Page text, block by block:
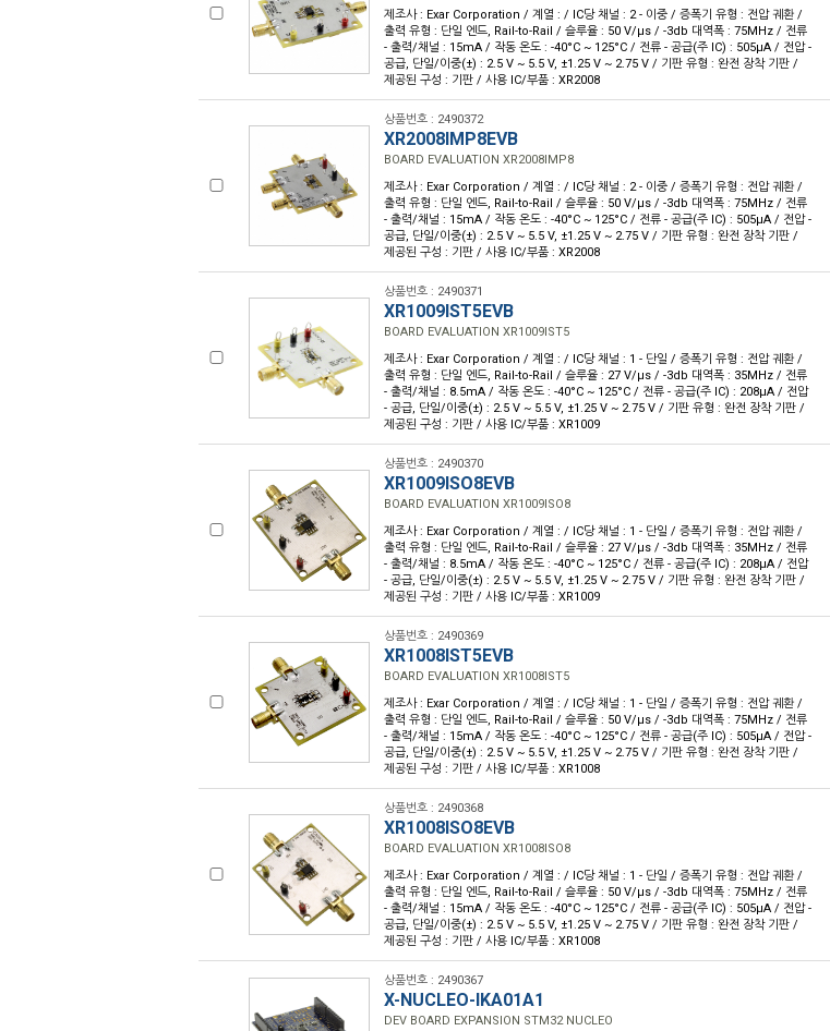
제조사 : Exar Corporation / 계열 : / IC당 채널 : 2 - 이중 / 증폭기 유형 : 전압 궤환 /
출력 유형 : 단일 엔드, Rail-to-Rail / 슬루율 : 50 V/µs / -3db 대역폭 : 75MHz / 전류
- 출력/채널 : 15mA / 작동 온도 : -40°C ~ 125°C / 전류 - 공급(주 IC) : 505µA / 전압 -
공급, 단일/이중(±) : 2.5 V ~ 5.5 V, ±1.25 V ~ 2.75 V / 기판 유형 : 완전 장착 기판 /
제공된 구성 : 기판 / 사용 IC/부품 : XR2008
상품번호 : 2490372
XR2008IMP8EVB
BOARD EVALUATION XR2008IMP8
제조사 : Exar Corporation / 계열 : / IC당 채널 : 2 - 이중 / 증폭기 유형 : 전압 궤환 /
출력 유형 : 단일 엔드, Rail-to-Rail / 슬루율 : 50 V/µs / -3db 대역폭 : 75MHz / 전류
- 출력/채널 : 15mA / 작동 온도 : -40°C ~ 125°C / 전류 - 공급(주 IC) : 505µA / 전압 -
공급, 단일/이중(±) : 2.5 V ~ 5.5 V, ±1.25 V ~ 2.75 V / 기판 유형 : 완전 장착 기판 /
제공된 구성 : 기판 / 사용 IC/부품 : XR2008
상품번호 : 2490371
XR1009IST5EVB
BOARD EVALUATION XR1009IST5
제조사 : Exar Corporation / 계열 : / IC당 채널 : 1 - 단일 / 증폭기 유형 : 전압 궤환 /
출력 유형 : 단일 엔드, Rail-to-Rail / 슬루율 : 27 V/µs / -3db 대역폭 : 35MHz / 전류
- 출력/채널 : 8.5mA / 작동 온도 : -40°C ~ 125°C / 전류 - 공급(주 IC) : 208µA / 전압
- 공급, 단일/이중(±) : 2.5 V ~ 5.5 V, ±1.25 V ~ 2.75 V / 기판 유형 : 완전 장착 기판 /
제공된 구성 : 기판 / 사용 IC/부품 : XR1009
상품번호 : 2490370
XR1009ISO8EVB
BOARD EVALUATION XR1009ISO8
제조사 : Exar Corporation / 계열 : / IC당 채널 : 1 - 단일 / 증폭기 유형 : 전압 궤환 /
출력 유형 : 단일 엔드, Rail-to-Rail / 슬루율 : 27 V/µs / -3db 대역폭 : 35MHz / 전류
- 출력/채널 : 8.5mA / 작동 온도 : -40°C ~ 125°C / 전류 - 공급(주 IC) : 208µA / 전압
- 공급, 단일/이중(±) : 2.5 V ~ 5.5 V, ±1.25 V ~ 2.75 V / 기판 유형 : 완전 장착 기판 /
제공된 구성 : 기판 / 사용 IC/부품 : XR1009
상품번호 : 2490369
XR1008IST5EVB
BOARD EVALUATION XR1008IST5
제조사 : Exar Corporation / 계열 : / IC당 채널 : 1 - 단일 / 증폭기 유형 : 전압 궤환 /
출력 유형 : 단일 엔드, Rail-to-Rail / 슬루율 : 50 V/µs / -3db 대역폭 : 75MHz / 전류
- 출력/채널 : 15mA / 작동 온도 : -40°C ~ 125°C / 전류 - 공급(주 IC) : 505µA / 전압 -
공급, 단일/이중(±) : 2.5 V ~ 5.5 V, ±1.25 V ~ 2.75 V / 기판 유형 : 완전 장착 기판 /
제공된 구성 : 기판 / 사용 IC/부품 : XR1008
상품번호 : 2490368
XR1008ISO8EVB
BOARD EVALUATION XR1008ISO8
제조사 : Exar Corporation / 계열 : / IC당 채널 : 1 - 단일 / 증폭기 유형 : 전압 궤환 /
출력 유형 : 단일 엔드, Rail-to-Rail / 슬루율 : 50 V/µs / -3db 대역폭 : 75MHz / 전류
- 출력/채널 : 15mA / 작동 온도 : -40°C ~ 125°C / 전류 - 공급(주 IC) : 505µA / 전압 -
공급, 단일/이중(±) : 2.5 V ~ 5.5 V, ±1.25 V ~ 2.75 V / 기판 유형 : 완전 장착 기판 /
제공된 구성 : 기판 / 사용 IC/부품 : XR1008
상품번호 : 2490367
X-NUCLEO-IKA01A1
DEV BOARD EXPANSION STM32 NUCLEO